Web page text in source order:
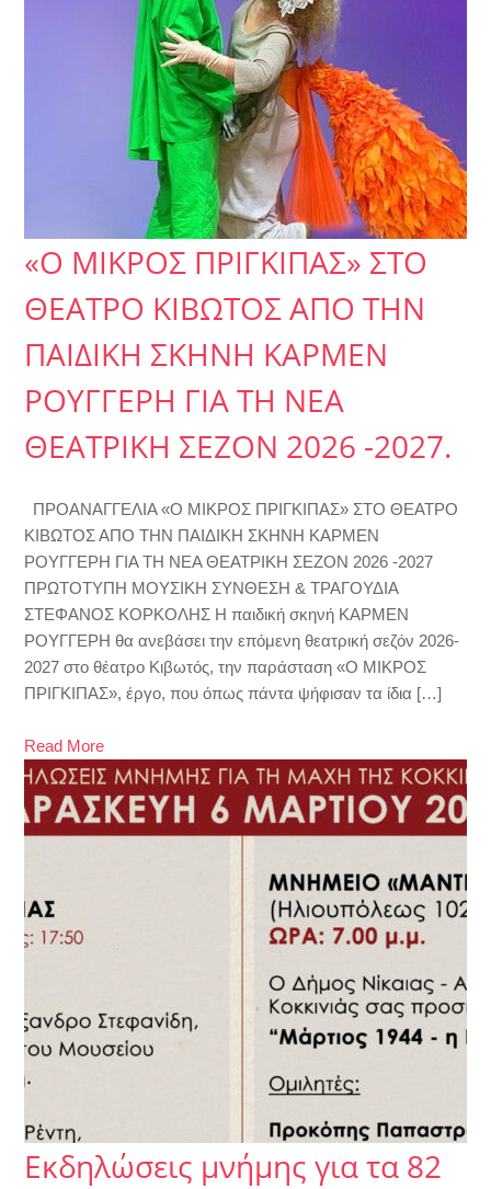
«Ο ΜΙΚΡΟΣ ΠΡΙΓΚΙΠΑΣ» ΣΤΟ
ΘΕΑΤΡΟ ΚΙΒΩΤΟΣ ΑΠΟ ΤΗΝ
ΠΑΙΔΙΚΗ ΣΚΗΝΗ ΚΑΡΜΕΝ
ΡΟΥΓΓΕΡΗ ΓΙΑ ΤΗ ΝΕΑ
ΘΕΑΤΡΙΚΗ ΣΕΖΟΝ 2026 -2027.
ΠΡΟΑΝΑΓΓΕΛΙΑ «Ο ΜΙΚΡΟΣ ΠΡΙΓΚΙΠΑΣ» ΣΤΟ ΘΕΑΤΡΟ
ΚΙΒΩΤΟΣ ΑΠΟ ΤΗΝ ΠΑΙΔΙΚΗ ΣΚΗΝΗ ΚΑΡΜΕΝ
ΡΟΥΓΓΕΡΗ ΓΙΑ ΤΗ ΝΕΑ ΘΕΑΤΡΙΚΗ ΣΕΖΟΝ 2026 -2027
ΠΡΩΤΟΤΥΠΗ ΜΟΥΣΙΚΗ ΣΥΝΘΕΣΗ & ΤΡΑΓΟΥΔΙΑ
ΣΤΕΦΑΝΟΣ ΚΟΡΚΟΛΗΣ Η παιδική σκηνή ΚΑΡΜΕΝ
ΡΟΥΓΓΕΡΗ θα ανεβάσει την επόμενη θεατρική σεζόν 2026-
2027 στο θέατρο Κιβωτός, την παράσταση «Ο ΜΙΚΡΟΣ
ΠΡΙΓΚΙΠΑΣ», έργο, που όπως πάντα ψήφισαν τα ίδια […]
Read More
Εκδηλώσεις μνήμης για τα 82